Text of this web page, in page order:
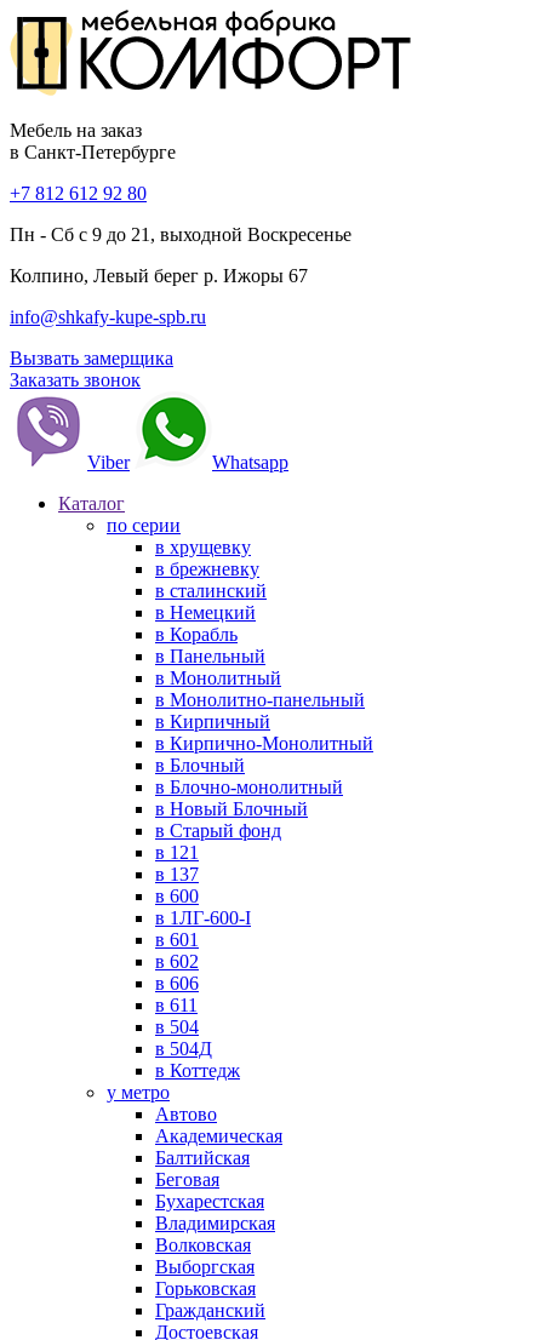
Мебель на заказ
в Санкт-Петербурге
+7 812 612 92 80
Пн - Сб с 9 до 21, выходной Воскресенье
Колпино, Левый берег р. Ижоры 67
info@shkafy-kupe-spb.ru
Вызвать замерщика
Заказать звонок
Viber
Whatsapp
Каталог
по серии
в хрущевку
в брежневку
в сталинский
в Немецкий
в Корабль
в Панельный
в Монолитный
в Монолитно-панельный
в Кирпичный
в Кирпично-Монолитный
в Блочный
в Блочно-монолитный
в Новый Блочный
в Старый фонд
в 121
в 137
в 600
в 1ЛГ-600-I
в 601
в 602
в 606
в 611
в 504
в 504Д
в Коттедж
у метро
Автово
Академическая
Балтийская
Беговая
Бухарестская
Владимирская
Волковская
Выборгская
Горьковская
Гражданский
Достоевская